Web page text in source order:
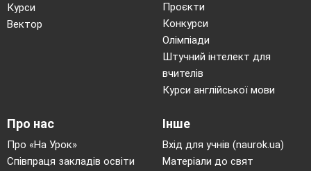
Курси
Вектор
Проєкти
Конкурси
Олімпіади
Штучний інтелект для
вчителів
Курси англійської мови
Про нас
Про «На Урок»
Співпраця закладів освіти
Інше
Вхід для учнів (naurok.ua)
Матеріали до свят